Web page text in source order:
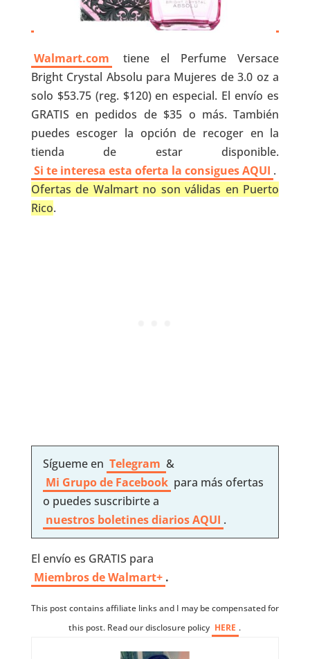
Walmart.com
tiene el Perfume Versace
Bright Crystal Absolu para Mujeres de 3.0 oz a
solo $53.75 (reg. $120) en especial. El envío es
GRATIS en pedidos de $35 o más. También
puedes escoger la opción de recoger en la
tienda de estar disponible.
Si te interesa esta oferta la consigues AQUI .
Ofertas de Walmart no son válidas en Puerto
Rico.
Sígueme en Telegram &
Mi Grupo de Facebook para más ofertas
o puedes suscribirte a
nuestros boletines diarios AQUI .
El envío es GRATIS para
Miembros de Walmart+ .
This post contains affiliate links and I may be compensated for
this post. Read our disclosure policy HERE .